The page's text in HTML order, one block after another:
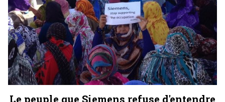
Le peuple que Siemens refuse d'entendre